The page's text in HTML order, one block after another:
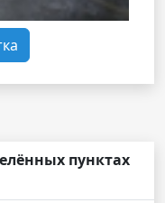
пунктах